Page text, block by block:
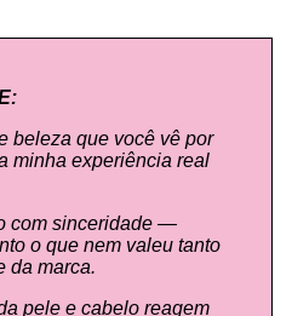
beleza que você vê por
minha experiência real
com sinceridade —
o que nem valeu tanto
da marca.
pele e cabelo reagem